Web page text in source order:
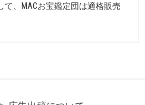
て、MACお宝鑑定団は適格販売